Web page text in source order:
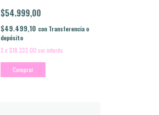
$54.999,00
$49.499,10 con Transferencia o
depósito
3 x $18.333,00 sin interés
Comprar